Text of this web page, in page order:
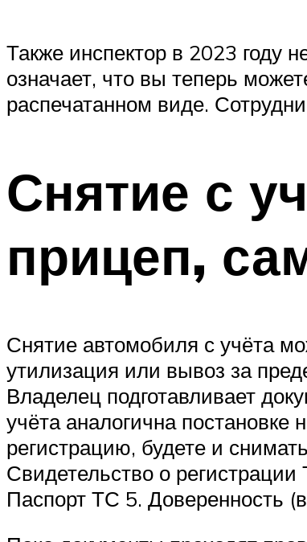
Также инспектор в 2023 году
означает, что вы теперь
распечатанном виде.
Снятие с
прицеп,
Снятие автомобиля с учёта
утилизация или вывоз за
Владелец подготавливает
учёта аналогична постановке
регистрацию, будете и
Свидетельство о
Паспорт ТС 5. Доверенность